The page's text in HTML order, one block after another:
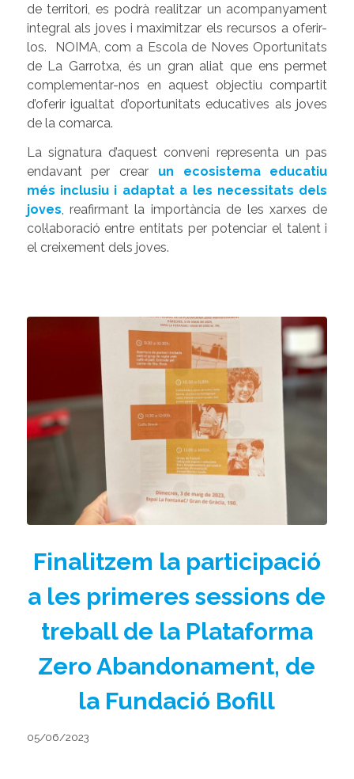
de territori, es podrà realitzar un acompanyament
integral als joves i maximitzar els recursos a oferir-
los. NOIMA, com a Escola de Noves Oportunitats
de La Garrotxa, és un gran aliat que ens permet
complementar-nos en aquest objectiu compartit
d’oferir igualtat d’oportunitats educatives als joves
de la comarca.
La signatura d’aquest conveni representa un pas
endavant per crear un ecosistema educatiu
més inclusiu i adaptat a les necessitats dels
joves, reafirmant la importància de les xarxes de
col·laboració entre entitats per potenciar el talent i
el creixement dels joves.
Finalitzem la participació
a les primeres sessions de
treball de la Plataforma
Zero Abandonament, de
la Fundació Bofill
05/06/2023